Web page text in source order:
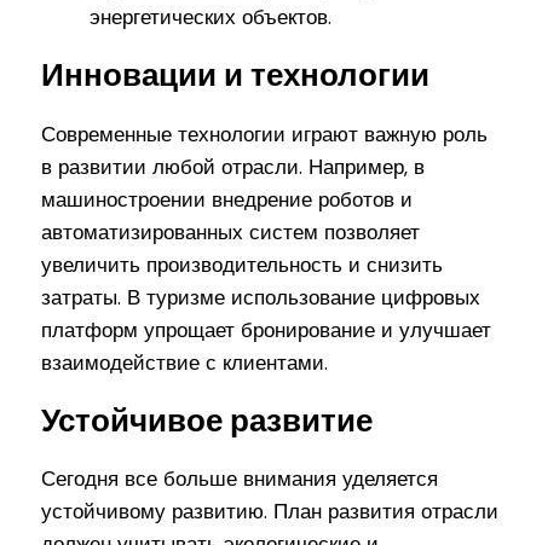
энергетических объектов.
Инновации и технологии
Современные технологии играют важную роль
в развитии любой отрасли. Например, в
машиностроении внедрение роботов и
автоматизированных систем позволяет
увеличить производительность и снизить
затраты. В туризме использование цифровых
платформ упрощает бронирование и улучшает
взаимодействие с клиентами.
Устойчивое развитие
Сегодня все больше внимания уделяется
устойчивому развитию. План развития отрасли